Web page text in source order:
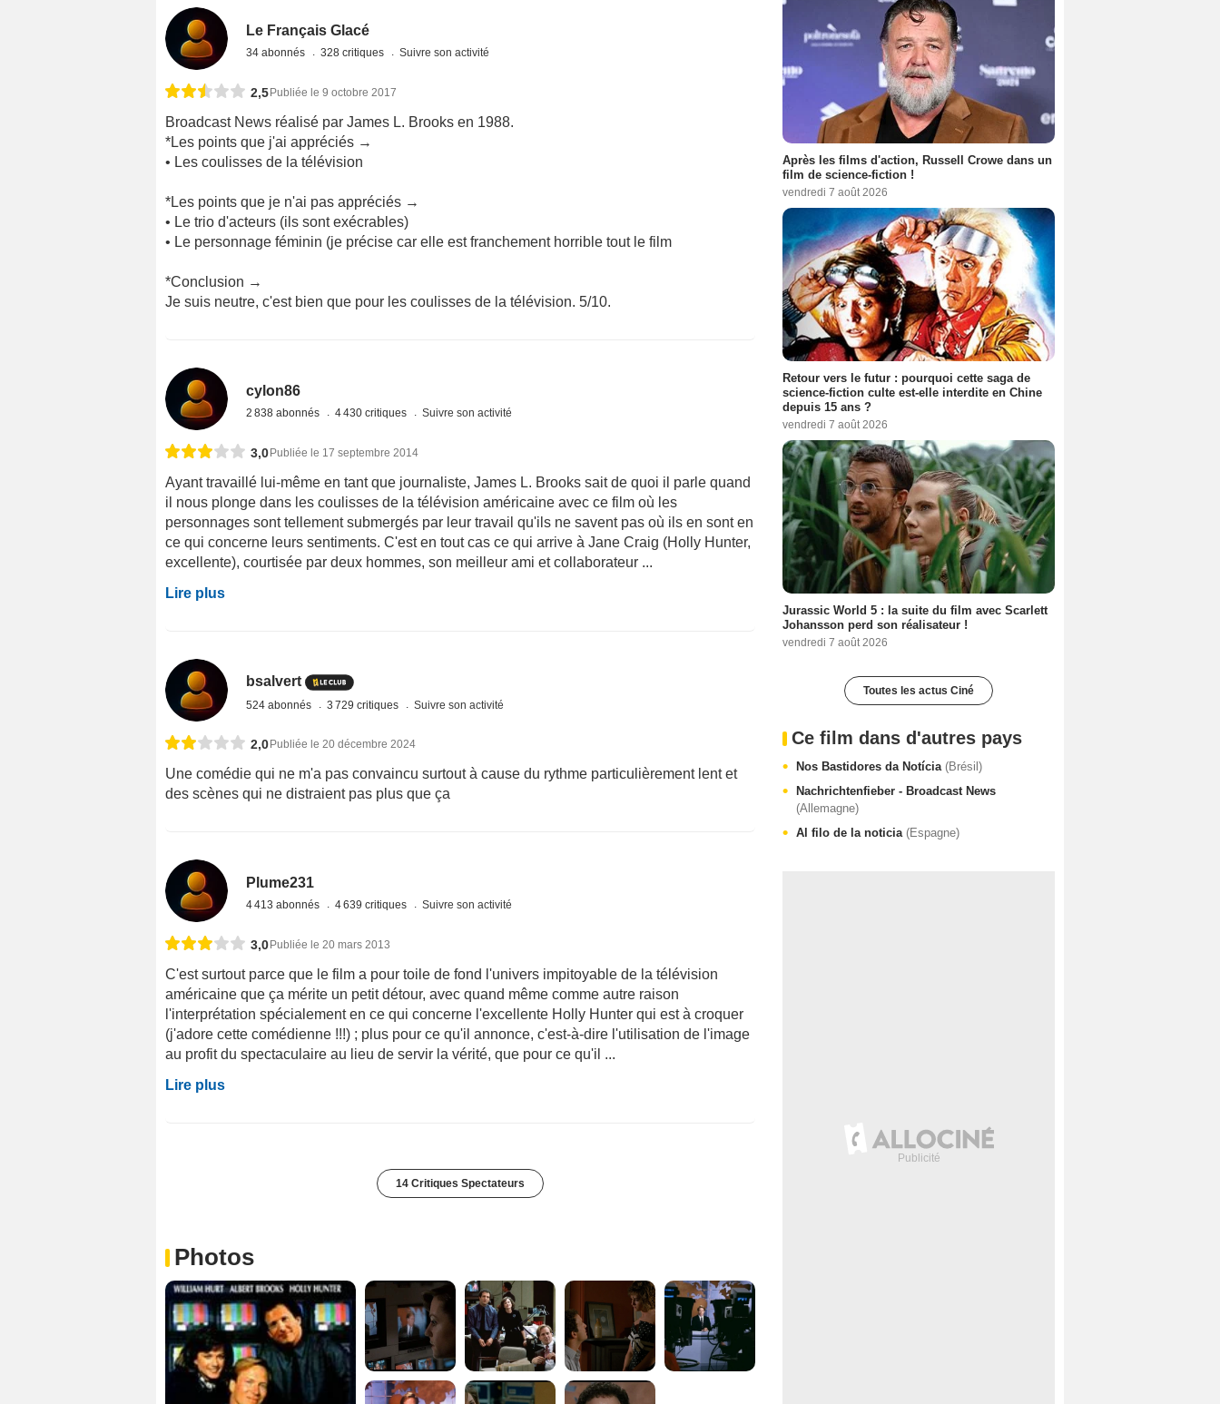
Le Français Glacé
34 abonnés 328 critiques Suivre son activité
2,5Publiée le 9 octobre 2017
Broadcast News réalisé par James L. Brooks en 1988.
*Les points que j'ai appréciés →
• Les coulisses de la télévision
*Les points que je n'ai pas appréciés →
• Le trio d'acteurs (ils sont exécrables)
• Le personnage féminin (je précise car elle est franchement horrible tout le film
*Conclusion →
Je suis neutre, c'est bien que pour les coulisses de la télévision. 5/10.
cylon86
2 838 abonnés 4 430 critiques Suivre son activité
3,0Publiée le 17 septembre 2014
Ayant travaillé lui-même en tant que journaliste, James L. Brooks sait de quoi il parle quand
il nous plonge dans les coulisses de la télévision américaine avec ce film où les
personnages sont tellement submergés par leur travail qu'ils ne savent pas où ils en sont en
ce qui concerne leurs sentiments. C'est en tout cas ce qui arrive à Jane Craig (Holly Hunter,
excellente), courtisée par deux hommes, son meilleur ami et collaborateur ...
Lire plus
bsalvert
524 abonnés 3 729 critiques Suivre son activité
2,0Publiée le 20 décembre 2024
Une comédie qui ne m'a pas convaincu surtout à cause du rythme particulièrement lent et
des scènes qui ne distraient pas plus que ça
Plume231
4 413 abonnés 4 639 critiques Suivre son activité
3,0Publiée le 20 mars 2013
C'est surtout parce que le film a pour toile de fond l'univers impitoyable de la télévision
américaine que ça mérite un petit détour, avec quand même comme autre raison
l'interprétation spécialement en ce qui concerne l'excellente Holly Hunter qui est à croquer
(j'adore cette comédienne !!!) ; plus pour ce qu'il annonce, c'est-à-dire l'utilisation de l'image
au profit du spectaculaire au lieu de servir la vérité, que pour ce qu'il ...
Lire plus
14 Critiques Spectateurs
Photos
Après les films d'action, Russell Crowe dans un
film de science-fiction !
vendredi 7 août 2026
Retour vers le futur : pourquoi cette saga de
science-fiction culte est-elle interdite en Chine
depuis 15 ans ?
vendredi 7 août 2026
Jurassic World 5 : la suite du film avec Scarlett
Johansson perd son réalisateur !
vendredi 7 août 2026
Toutes les actus Ciné
Ce film dans d'autres pays
Nos Bastidores da Notícia (Brésil)
Nachrichtenfieber - Broadcast News
(Allemagne)
Al filo de la noticia (Espagne)